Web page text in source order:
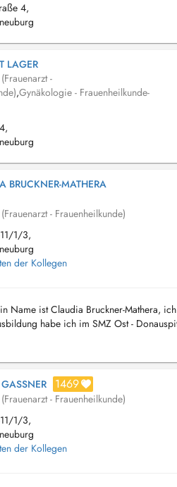
4,
LAGER
-
,Gynäkologie - Frauenheilkunde-
BRUCKNER-MATHERA
- Frauenheilkunde)
1/3,
der Kollegen
Name ist Claudia Bruckner-Mathera,
habe ich im SMZ Ost -
meinen weiteren beruflichen ...
1469
- Frauenheilkunde)
1/3,
der Kollegen